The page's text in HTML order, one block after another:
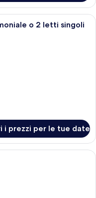
scrivania, postazione laptop,
o 2 letti singoli
i prezzi per le tue date